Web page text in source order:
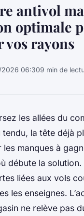
antivol
optimale
vos rayons
06:309 min de
les allées du
tendu, la tête déjà
les manques à
débute la
liées aux vols
les enseignes.
ne relève pas